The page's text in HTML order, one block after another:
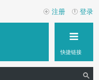
登录
注册
快捷链接